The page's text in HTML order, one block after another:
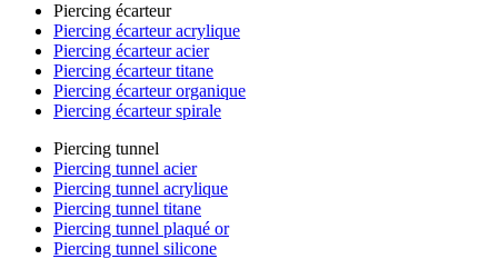
Piercing écarteur
Piercing écarteur acrylique
Piercing écarteur acier
Piercing écarteur titane
Piercing écarteur organique
Piercing écarteur spirale
Piercing tunnel
Piercing tunnel acier
Piercing tunnel acrylique
Piercing tunnel titane
Piercing tunnel plaqué or
Piercing tunnel silicone